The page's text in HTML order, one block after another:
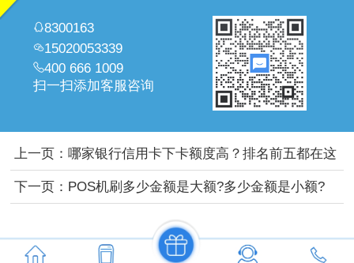
8300163
15020053339
400 666 1009
扫一扫添加客服咨询
上一页： 哪家银行信用卡下卡额度高？排名前五都在这
了！
下一页： POS机刷多少金额是大额?多少金额是小额?